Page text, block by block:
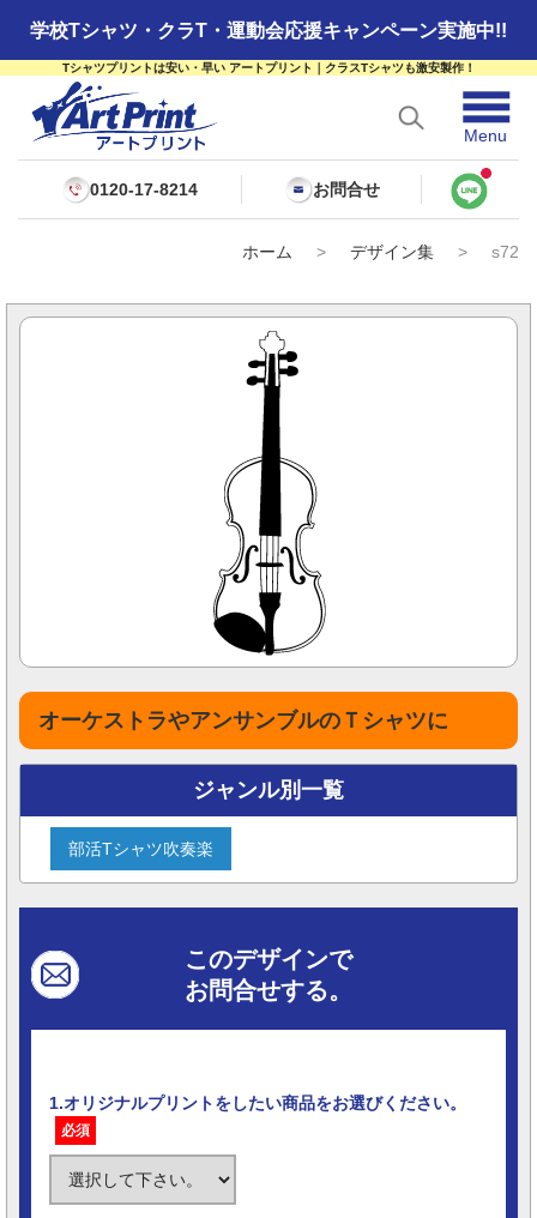
学校Tシャツ・クラT・運動会応援キャンペーン実施中!!
Tシャツプリントは安い・早い アートプリント｜クラスTシャツも激安製作！
☰
Menu
0120-17-8214 お問合せ
ホーム > デザイン集 > s72
オーケストラやアンサンブルのＴシャツに
ジャンル別一覧
部活Tシャツ吹奏楽
このデザインで
お問合せする。
1.オリジナルプリントをしたい商品をお選びください。
必須